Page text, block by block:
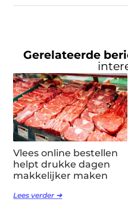
Gerelateerde
Vlees online bestellen
helpt drukke dagen
makkelijker maken
Lees verder ➜